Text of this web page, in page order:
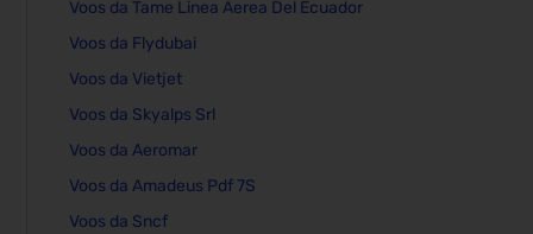
Voos da Tame Linea Aerea Del Ecuador
Voos da Flydubai
Voos da Vietjet
Voos da Skyalps Srl
Voos da Aeromar
Voos da Amadeus Pdf 7S
Voos da Sncf